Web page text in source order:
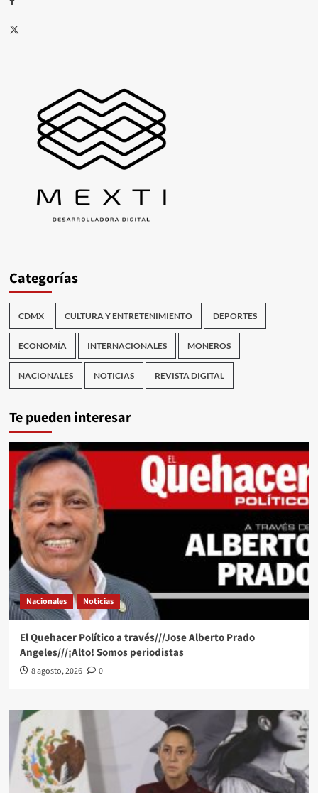
X
Categorías
CDMX CULTURA Y ENTRETENIMIENTO DEPORTES
ECONOMÍA INTERNACIONALES MONEROS
NACIONALES NOTICIAS REVISTA DIGITAL
Te pueden interesar
Nacionales Noticias
El Quehacer Político a través///Jose Alberto Prado
Angeles///¡Alto! Somos periodistas
8 agosto, 2026 0